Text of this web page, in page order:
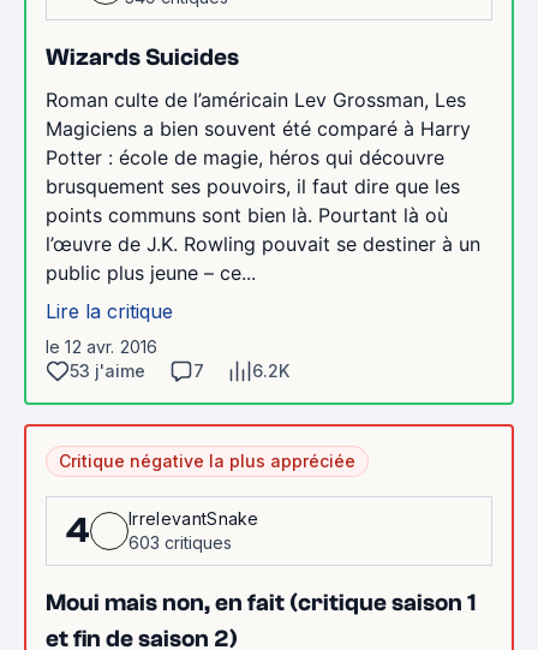
Wizards Suicides
Roman culte de l’américain Lev Grossman, Les
Magiciens a bien souvent été comparé à Harry
Potter : école de magie, héros qui découvre
brusquement ses pouvoirs, il faut dire que les
points communs sont bien là. Pourtant là où
l’œuvre de J.K. Rowling pouvait se destiner à un
public plus jeune – ce...
Lire la critique
le 12 avr. 2016
53 j'aime
7 6.2K
Critique négative la plus appréciée
4
IrrelevantSnake
603 critiques
Moui mais non, en fait (critique saison 1
et fin de saison 2)